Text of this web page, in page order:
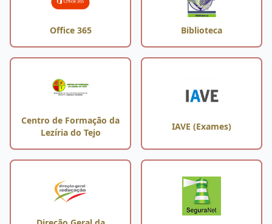
Office 365 Biblioteca
Centro de Formação da
Lezíria do Tejo
IAVE (Exames)